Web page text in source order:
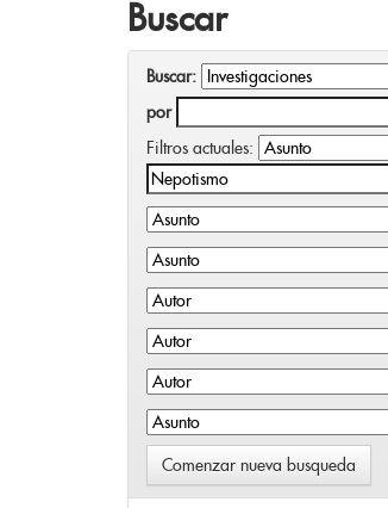
Buscar
Buscar:
por
Filtros actuales:
Comenzar nueva busqueda